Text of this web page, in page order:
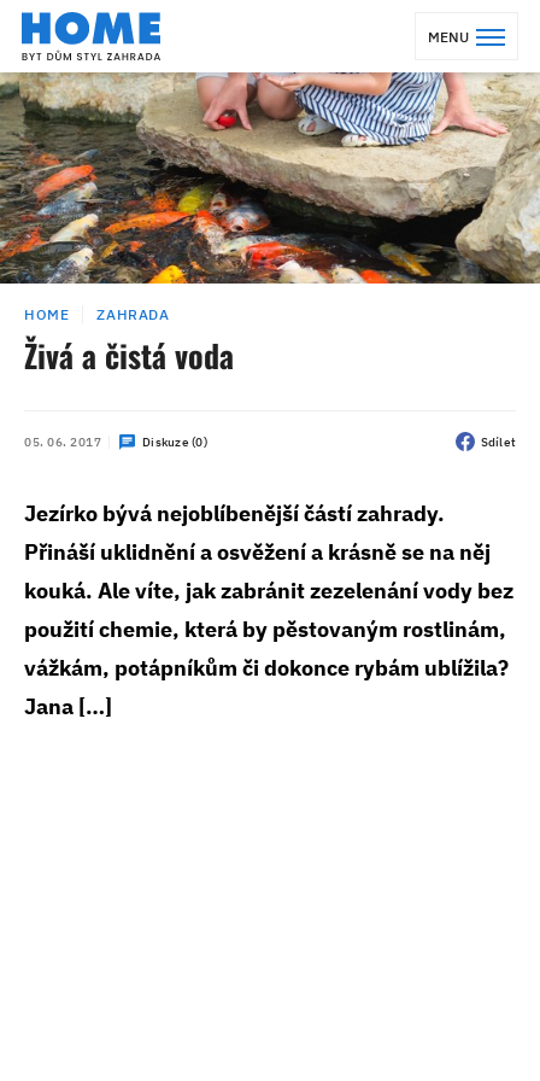
MENU
HOME ZAHRADA
Živá a čistá voda
05. 06. 2017 Diskuze (0) Sdílet
Jezírko bývá nejoblíbenější částí zahrady.
Přináší uklidnění a osvěžení a krásně se na něj
kouká. Ale víte, jak zabránit zezelenání vody bez
použití chemie, která by pěstovaným rostlinám,
vážkám, potápníkům či dokonce rybám ublížila?
Jana […]